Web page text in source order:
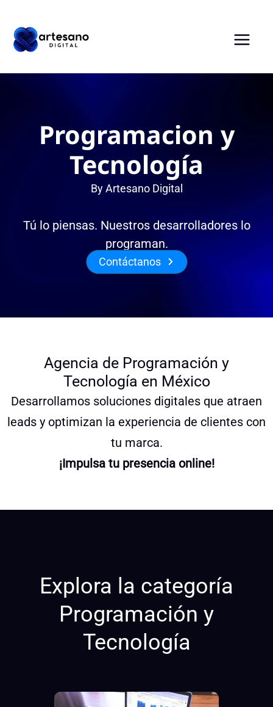
contenido
Programacion y
Tecnología
By Artesano Digital
Tú lo piensas. Nuestros desarrolladores lo
programan.
Contáctanos
Agencia de Programación y
Tecnología en México
Desarrollamos soluciones digitales que atraen
leads y optimizan la experiencia de clientes con
tu marca.
¡Impulsa tu presencia online!
Explora la categoría
Programación y
Tecnología